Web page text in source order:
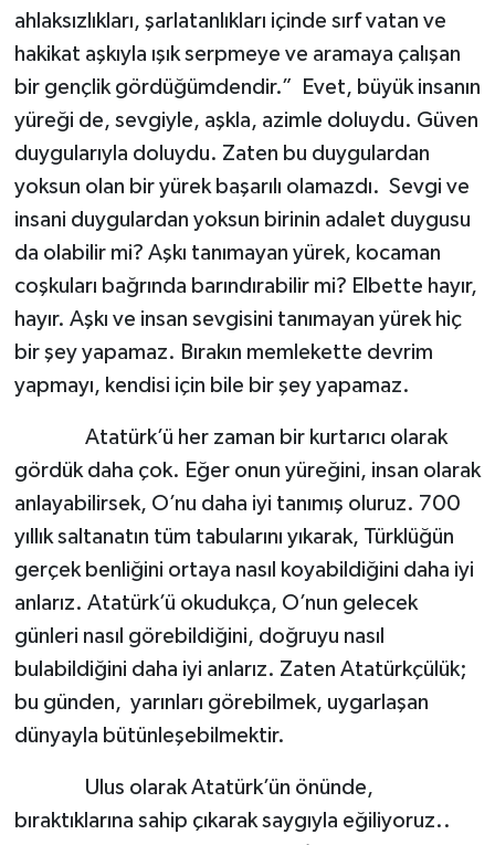
ahlaksızlıkları, şarlatanlıkları içinde sırf vatan ve
hakikat aşkıyla ışık serpmeye ve aramaya çalışan
bir gençlik gördüğümdendir.” Evet, büyük insanın
yüreği de, sevgiyle, aşkla, azimle doluydu. Güven
duygularıyla doluydu. Zaten bu duygulardan
yoksun olan bir yürek başarılı olamazdı. Sevgi ve
insani duygulardan yoksun birinin adalet duygusu
da olabilir mi? Aşkı tanımayan yürek, kocaman
coşkuları bağrında barındırabilir mi? Elbette hayır,
hayır. Aşkı ve insan sevgisini tanımayan yürek hiç
bir şey yapamaz. Bırakın memlekette devrim
yapmayı, kendisi için bile bir şey yapamaz.
Atatürk’ü her zaman bir kurtarıcı olarak
gördük daha çok. Eğer onun yüreğini, insan olarak
anlayabilirsek, O’nu daha iyi tanımış oluruz. 700
yıllık saltanatın tüm tabularını yıkarak, Türklüğün
gerçek benliğini ortaya nasıl koyabildiğini daha iyi
anlarız. Atatürk’ü okudukça, O’nun gelecek
günleri nasıl görebildiğini, doğruyu nasıl
bulabildiğini daha iyi anlarız. Zaten Atatürkçülük;
bu günden, yarınları görebilmek, uygarlaşan
dünyayla bütünleşebilmektir.
Ulus olarak Atatürk’ün önünde,
bıraktıklarına sahip çıkarak saygıyla eğiliyoruz..